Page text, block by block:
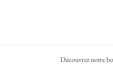
Découvrez notre